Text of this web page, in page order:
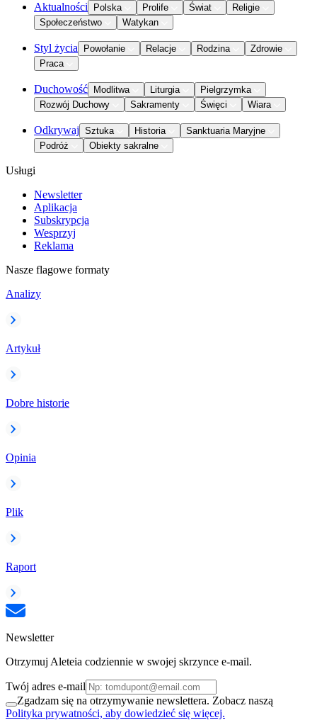
Aktualności Polska Prolife Świat
Religie
Społeczeństwo
Watykan
Styl życia Powołanie Relacje Rodzina
Zdrowie
Praca
Duchowość Modlitwa Liturgia
Pielgrzymka
Rozwój Duchowy
Sakramenty Święci Wiara
Odkrywaj Sztuka Historia
Sanktuaria Maryjne
Podróż
Obiekty sakralne
Usługi
Newsletter
Aplikacja
Subskrypcja
Wesprzyj
Reklama
Nasze flagowe formaty
Analizy
Artykuł
Dobre historie
Opinia
Plik
Raport
Newsletter
Otrzymuj Aleteia codziennie w swojej skrzynce e-mail.
Twój adres e-mail
Zgadzam się na otrzymywanie newslettera. Zobacz naszą
Polityka prywatności, aby dowiedzieć się więcej.